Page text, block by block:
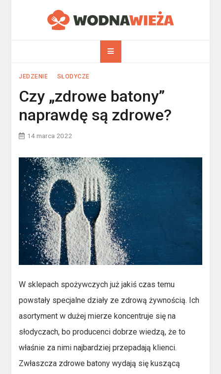
WodnaWieża.pl
JEDZENIE SŁODYCZE
Czy „zdrowe batony”
naprawdę są zdrowe?
14 marca 2022
W sklepach spożywczych już jakiś czas temu
powstały specjalne działy ze zdrową żywnością. Ich
asortyment w dużej mierze koncentruje się na
słodyczach, bo producenci dobrze wiedzą, że to
właśnie za nimi najbardziej przepadają klienci.
Zwłaszcza zdrowe batony wydają się kuszącą